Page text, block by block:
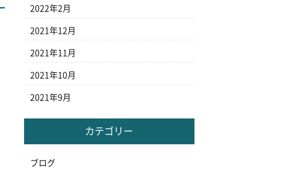
2022年2月
2021年12月
2021年11月
2021年10月
2021年9月
カテゴリー
ブログ